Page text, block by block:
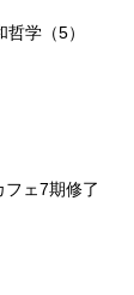
学（5）
フェ7期修了